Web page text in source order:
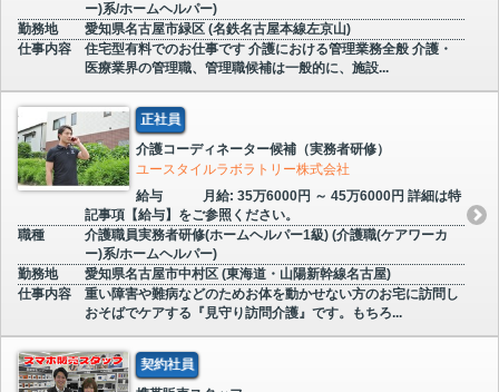
ー)系/ホームヘルパー)
勤務地
愛知県名古屋市緑区 (名鉄名古屋本線左京山)
仕事内容
住宅型有料でのお仕事です 介護における管理業務全般 介護・
医療業界の管理職、管理職候補は一般的に、施設...
正社員
介護コーディネーター候補（実務者研修）
ユースタイルラボラトリー株式会社
給与
月給: 35万6000円 ～ 45万6000円 詳細は特
記事項【給与】をご参照ください。
職種
介護職員実務者研修(ホームヘルパー1級) (介護職(ケアワーカ
ー)系/ホームヘルパー)
勤務地
愛知県名古屋市中村区 (東海道・山陽新幹線名古屋)
仕事内容
重い障害や難病などのためお体を動かせない方のお宅に訪問し
おそばでケアする『見守り訪問介護』です。もちろ...
契約社員